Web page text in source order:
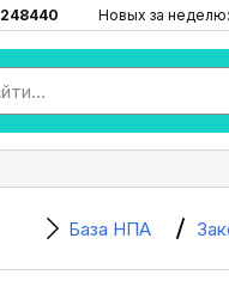
248440 Новых за неделю:
База НПА